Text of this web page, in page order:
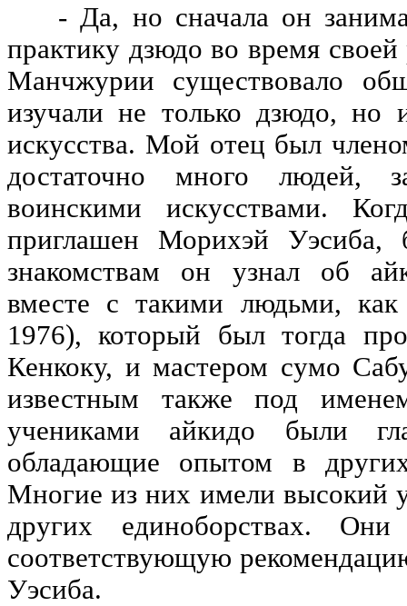
- Да, но сначала он
практику дзюдо во время
Манчжурии существовало
изучали не только дзюдо, но
искусства. Мой отец был
достаточно много людей,
воинскими искусствами.
приглашен Морихэй Уэсиба,
знакомствам он узнал об
вместе с такими людьми,
1976), который был тогда
Кенкоку, и мастером сумо
известным также под
учениками айкидо были
обладающие опытом в
Многие из них имели высокий
других единоборствах.
соответствующую
Уэсиба.